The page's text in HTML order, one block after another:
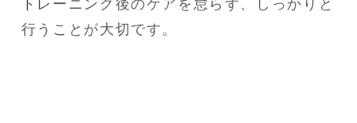
トレーニング後のケアを怠らず、しっかりと
行うことが大切です。